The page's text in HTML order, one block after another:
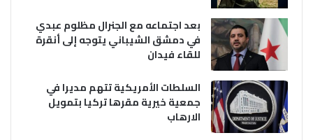
بعد اجتماعه مع الجنرال مظلوم عبدي
في دمشق الشيباني يتوجه إلى أنقرة
للقاء فيدان
السلطات الأمريكية تتهم مديرا في
جمعية خيرية مقرها تركيا بتمويل
الارهاب